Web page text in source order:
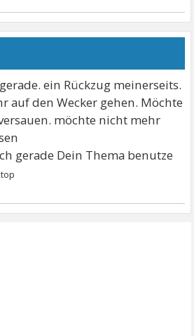
ein Rückzug meinerseits.
auf den Wecker gehen. Möchte
möchte nicht mehr
gerade Dein Thema benutze